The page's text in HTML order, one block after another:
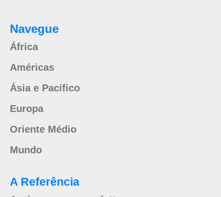
Navegue
África
Américas
Ásia e Pacífico
Europa
Oriente Médio
Mundo
A Referência